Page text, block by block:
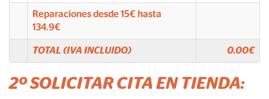
Reparaciones desde15€ hasta
134.9€
TOTAL (IVA INCLUIDO) 0.00€
2º SOLICITAR CITA EN TIENDA: